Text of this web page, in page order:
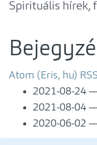
Spirituális hírek,
Atom (Eris, hu)
2021-08-24
2021-08-04
2020-06-02